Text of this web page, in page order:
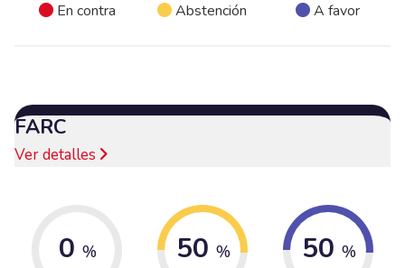
En contra Abstención A favor
FARC
Ver detalles
0 % 50 % 50 %